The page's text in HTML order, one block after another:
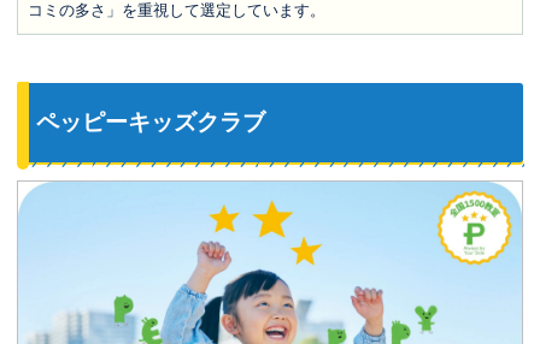
コミの多さ」を重視して選定しています。
ペッピーキッズクラブ